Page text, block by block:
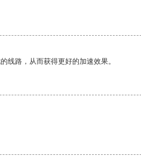
线路，从而获得更好的加速效果。